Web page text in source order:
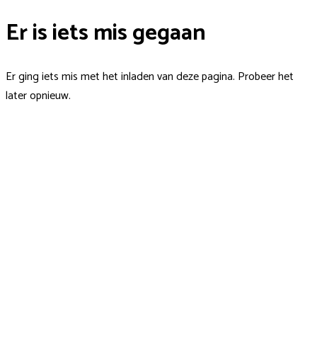
Er is iets mis gegaan
Er ging iets mis met het inladen van deze pagina. Probeer het
later opnieuw.